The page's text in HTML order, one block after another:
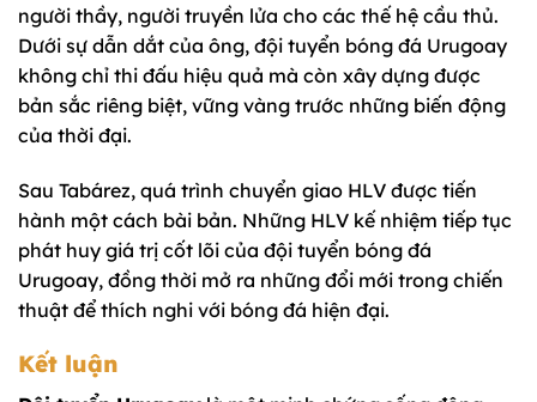
người thầy, người truyền lửa cho các thế hệ cầu thủ.
Dưới sự dẫn dắt của ông, đội tuyển bóng đá Urugoay
không chỉ thi đấu hiệu quả mà còn xây dựng được
bản sắc riêng biệt, vững vàng trước những biến động
của thời đại.
Sau Tabárez, quá trình chuyển giao HLV được tiến
hành một cách bài bản. Những HLV kế nhiệm tiếp tục
phát huy giá trị cốt lõi của đội tuyển bóng đá
Urugoay, đồng thời mở ra những đổi mới trong chiến
thuật để thích nghi với bóng đá hiện đại.
Kết luận